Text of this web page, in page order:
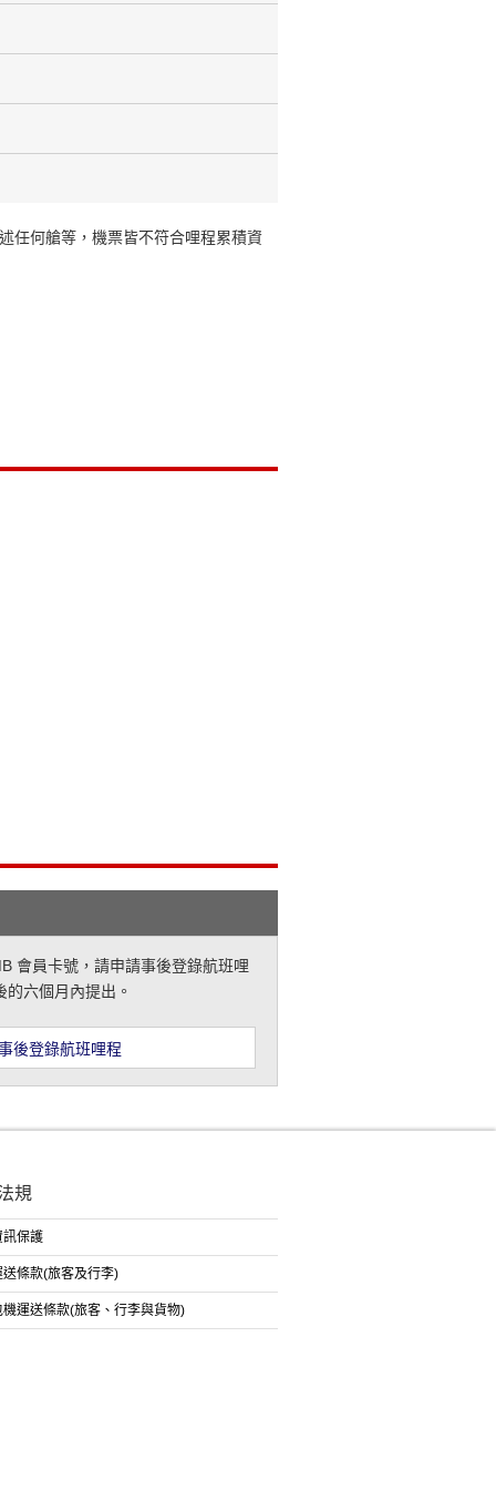
任何艙等，機票皆不符合哩程累積資
會員卡號，請申請事後登錄航班哩
六個月內提出。
後登錄航班哩程
規
訊保護
送條款(旅客及行李)
機運送條款(旅客、行李與貨物)